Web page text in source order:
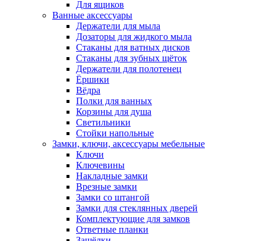
Для ящиков
Ванные аксессуары
Держатели для мыла
Дозаторы для жидкого мыла
Стаканы для ватных дисков
Стаканы для зубных щёток
Держатели для полотенец
Ёршики
Вёдра
Полки для ванных
Корзины для душа
Светильники
Стойки напольные
Замки, ключи, аксессуары мебельные
Ключи
Ключевины
Накладные замки
Врезные замки
Замки со штангой
Замки для стеклянных дверей
Комплектующие для замков
Ответные планки